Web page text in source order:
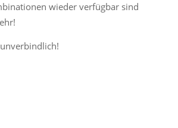
wieder verfügbar sind